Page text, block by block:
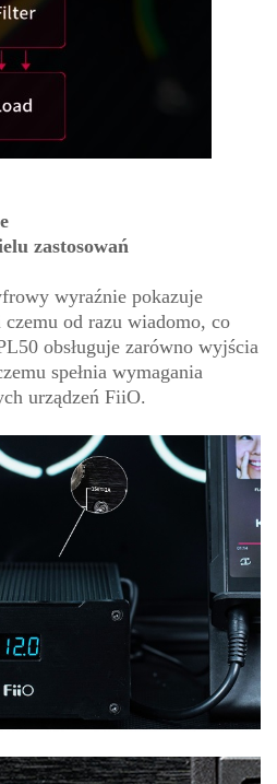
zastosowań
wyraźnie pokazuje
od razu wiadomo, co
obsługuje zarówno wyjścia
spełnia wymagania
urządzeń FiiO.